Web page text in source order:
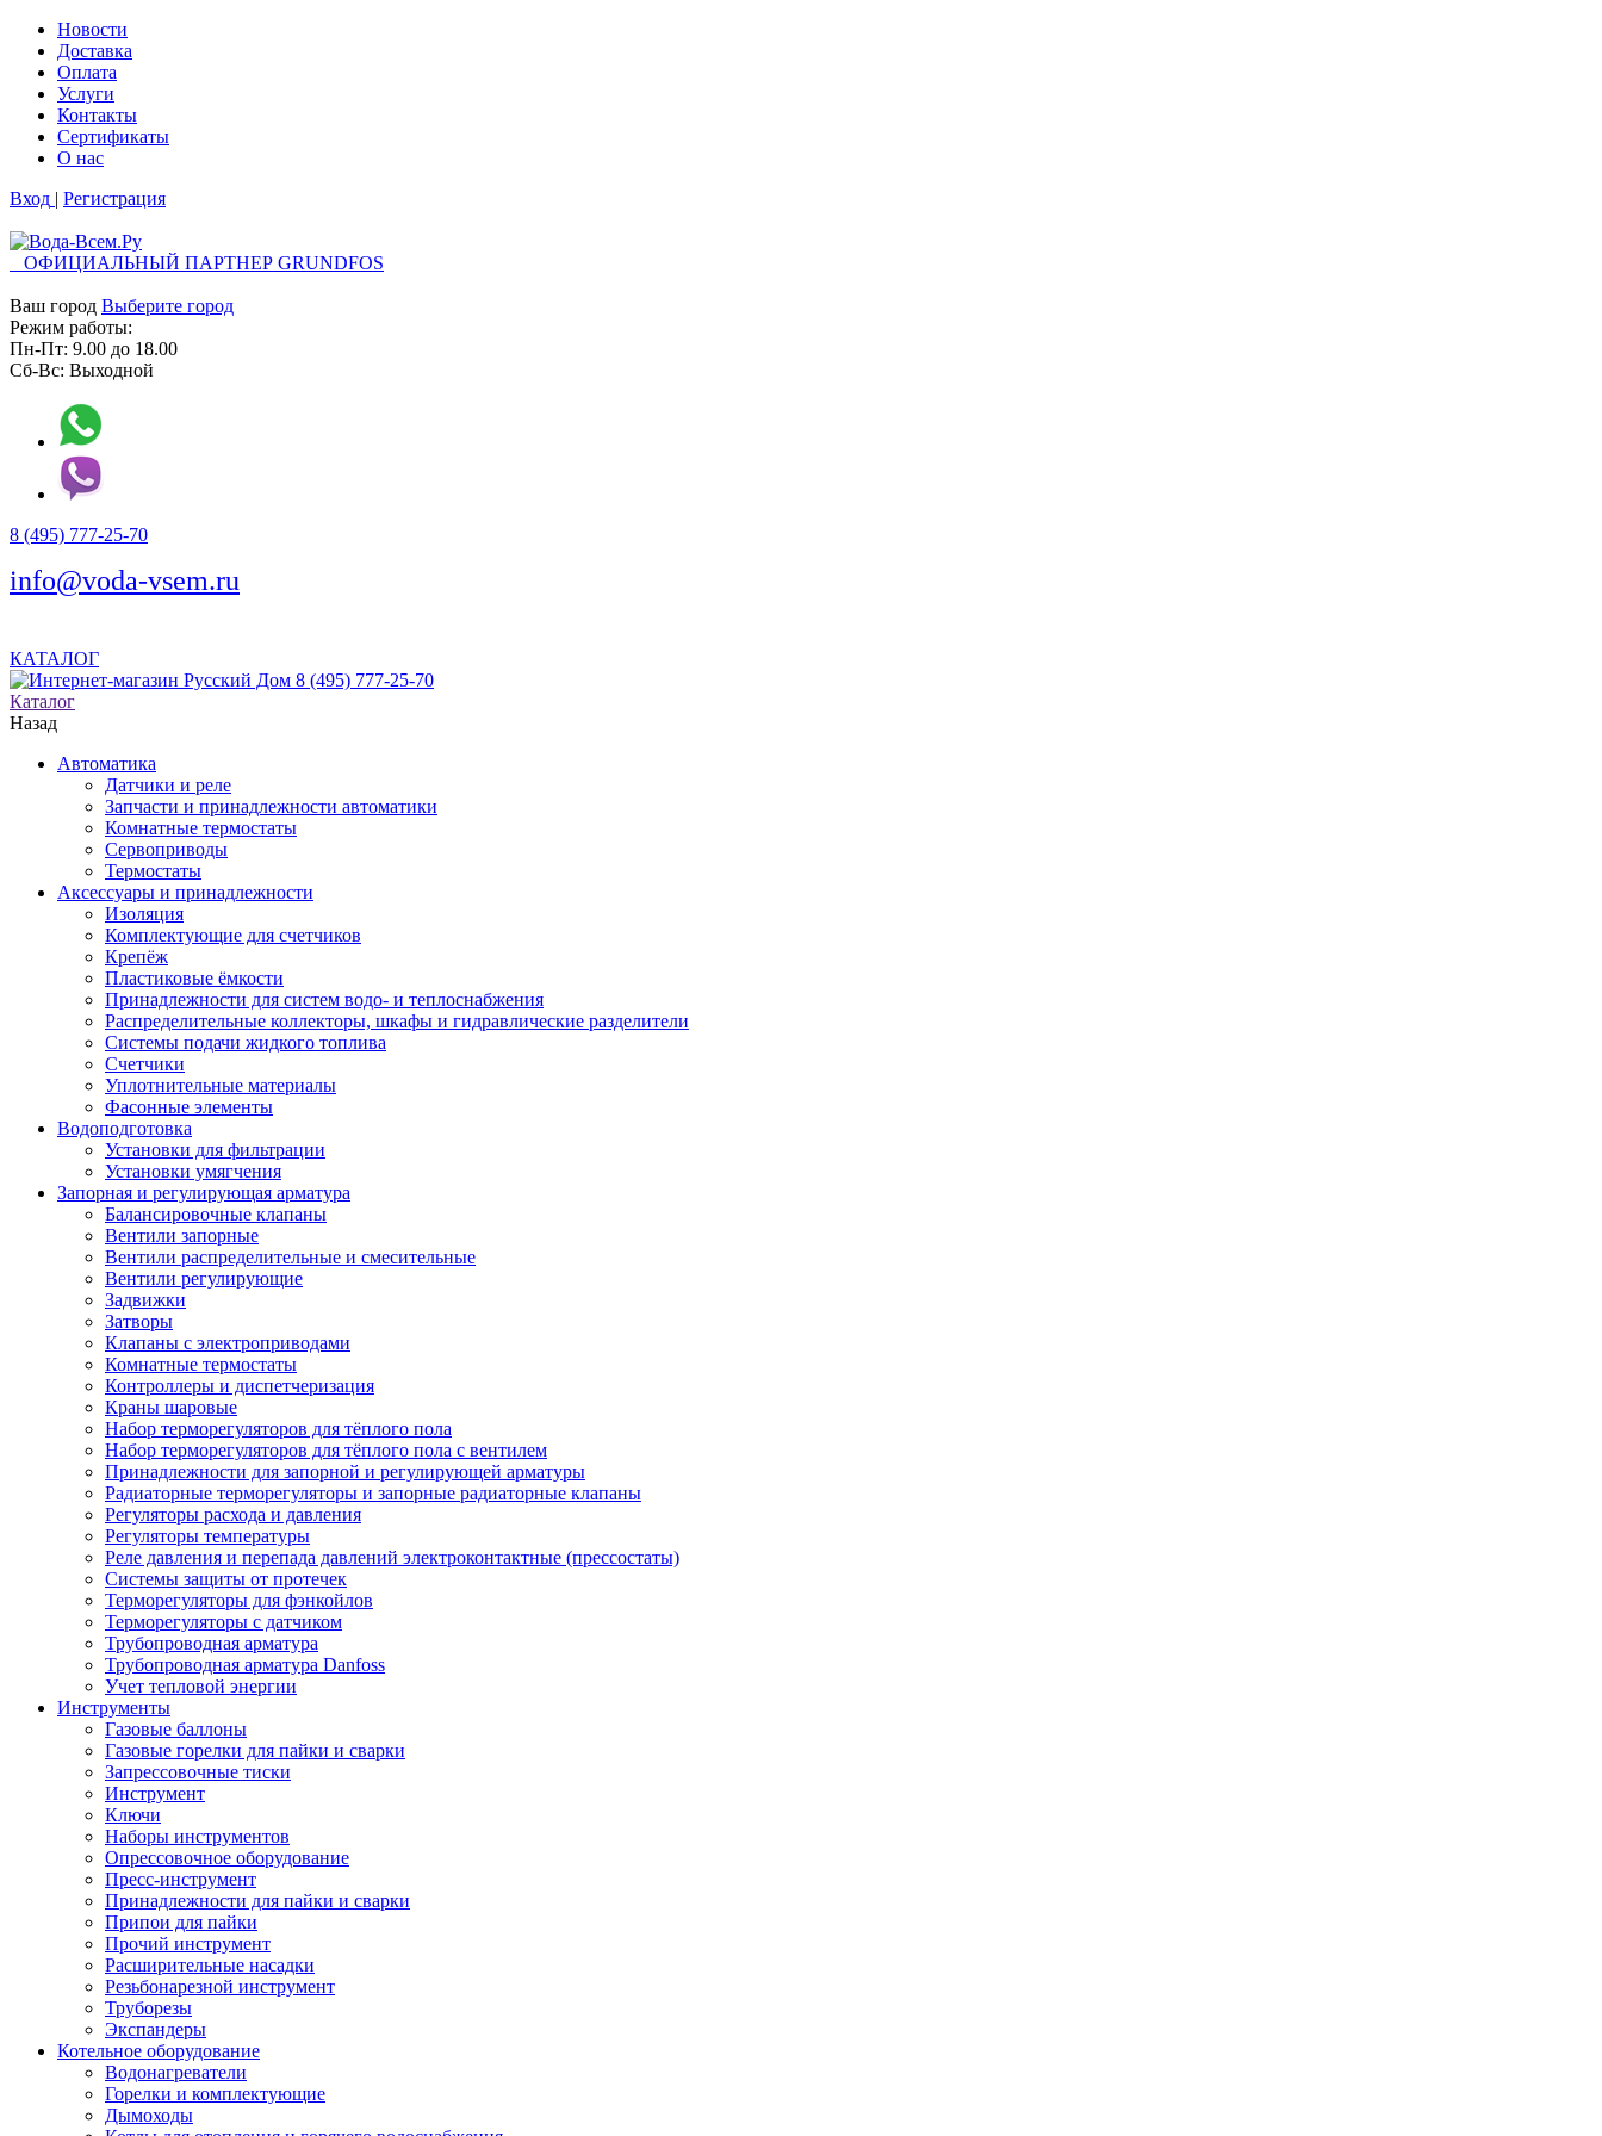
Новости
Доставка
Оплата
Услуги
Контакты
Cертификаты
О нас
Вход | Регистрация
ОФИЦИАЛЬНЫЙ ПАРТНЕР GRUNDFOS
Ваш город Выберите город
Режим работы:
Пн-Пт: 9.00 до 18.00
Сб-Вс: Выходной
8 (495) 777-25-70
info@voda-vsem.ru
КАТАЛОГ
8 (495) 777-25-70
Каталог
Назад
Автоматика
Датчики и реле
Запчасти и принадлежности автоматики
Комнатные термостаты
Сервоприводы
Термостаты
Аксессуары и принадлежности
Изоляция
Комплектующие для счетчиков
Крепёж
Пластиковые ёмкости
Принадлежности для систем водо- и теплоснабжения
Распределительные коллекторы, шкафы и гидравлические разделители
Системы подачи жидкого топлива
Счетчики
Уплотнительные материалы
Фасонные элементы
Водоподготовка
Установки для фильтрации
Установки умягчения
Запорная и регулирующая арматура
Балансировочные клапаны
Вентили запорные
Вентили распределительные и смесительные
Вентили регулирующие
Задвижки
Затворы
Клапаны с электроприводами
Комнатные термостаты
Контроллеры и диспетчеризация
Краны шаровые
Набор терморегуляторов для тёплого пола
Набор терморегуляторов для тёплого пола с вентилем
Принадлежности для запорной и регулирующей арматуры
Радиаторные терморегуляторы и запорные радиаторные клапаны
Регуляторы расхода и давления
Регуляторы температуры
Реле давления и перепада давлений электроконтактные (прессостаты)
Системы защиты от протечек
Терморегуляторы для фэнкойлов
Терморегуляторы с датчиком
Трубопроводная арматура
Трубопроводная арматура Danfoss
Учет тепловой энергии
Инструменты
Газовые баллоны
Газовые горелки для пайки и сварки
Запрессовочные тиски
Инструмент
Ключи
Наборы инструментов
Опрессовочное оборудование
Пресс-инструмент
Принадлежности для пайки и сварки
Припои для пайки
Прочий инструмент
Расширительные насадки
Резьбонарезной инструмент
Труборезы
Экспандеры
Котельное оборудование
Водонагреватели
Горелки и комплектующие
Дымоходы